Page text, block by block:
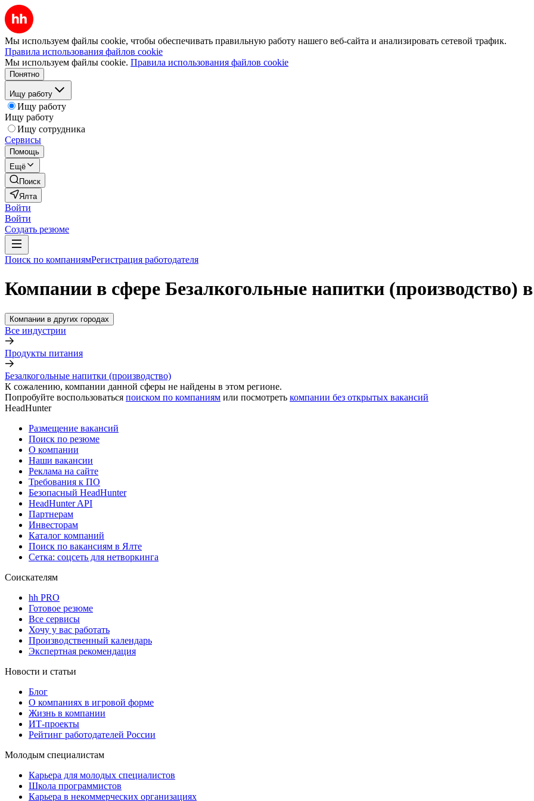
Мы используем файлы cookie, чтобы обеспечивать правильную работу нашего веб-сайта и анализировать сетевой трафик.
Правила использования файлов cookie
Мы используем файлы cookie. Правила использования файлов cookie
Понятно
Ищу работу
Ищу работу
Ищу работу
Ищу сотрудника
Сервисы
Помощь
Ещё
Поиск
Ялта
Войти
Войти
Создать резюме
Поиск по компаниямРегистрация работодателя
Компании в сфере Безалкогольные напитки (производство)
Компании в других городах
Все индустрии
Продукты питания
Безалкогольные напитки (производство)
К сожалению, компании данной сферы не найдены в этом регионе.
Попробуйте воспользоваться поиском по компаниям или посмотреть компании без открытых вакансий
HeadHunter
Размещение вакансий
Поиск по резюме
О компании
Наши вакансии
Реклама на сайте
Требования к ПО
Безопасный HeadHunter
HeadHunter API
Партнерам
Инвесторам
Каталог компаний
Поиск по вакансиям в Ялте
Сетка: соцсеть для нетворкинга
Соискателям
hh PRO
Готовое резюме
Все сервисы
Хочу у вас работать
Производственный календарь
Экспертная рекомендация
Новости и статьи
Блог
О компаниях в игровой форме
Жизнь в компании
ИТ-проекты
Рейтинг работодателей России
Молодым специалистам
Карьера для молодых специалистов
Школа программистов
Карьера в некоммерческих организациях